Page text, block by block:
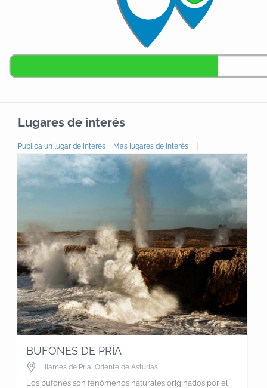
Lugares de interés
Publica un lugar de interés Más lugares de interés
BUFONES DE PRÍA
llames de Pria, Oriente de Asturias
Los bufones son fenómenos naturales originados por el